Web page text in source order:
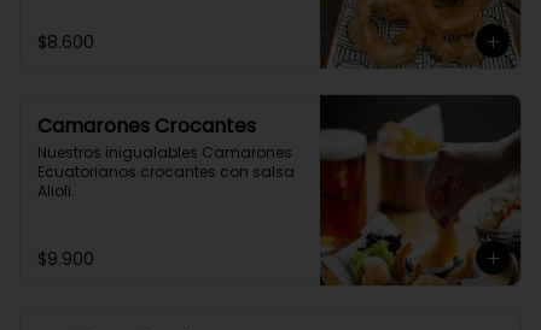
$8.600
Camarones Crocantes
Nuestros inigualables Camarones
Ecuatorianos crocantes con salsa
Alioli.
$9.900